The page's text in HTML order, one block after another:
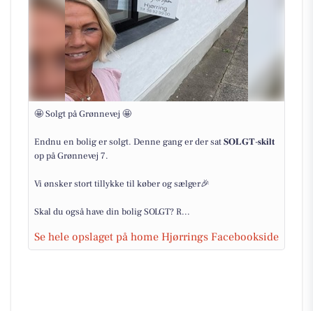
🤩 Solgt på Grønnevej 🤩
Endnu en bolig er solgt. Denne gang er der sat 𝐒𝐎𝐋𝐆𝐓-𝐬𝐤𝐢𝐥𝐭
op på Grønnevej 7.
Vi ønsker stort tillykke til køber og sælger🎉
Skal du også have din bolig SOLGT? R...
Se hele opslaget på home Hjørrings Facebookside